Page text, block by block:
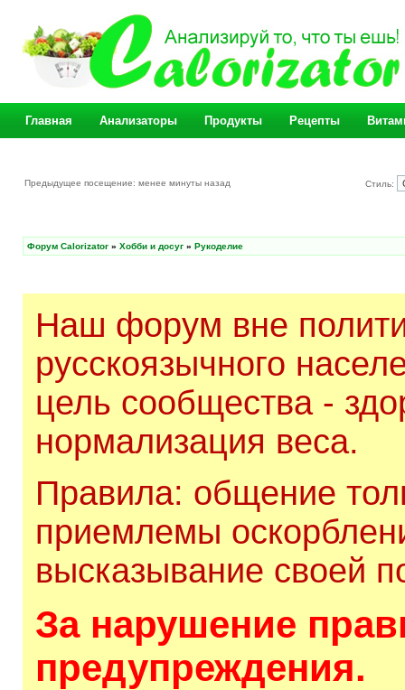
Главная Анализаторы Продукты Рецепты
Предыдущее посещение: менее минуты назад Стиль:
Форум Calorizator » Хобби и досуг » Рукоделие
Наш форум вне
русскоязычного
цель сообщества -
нормализация веса.
Правила: общение
приемлемы
высказывание своей
За нарушение
предупреждения.